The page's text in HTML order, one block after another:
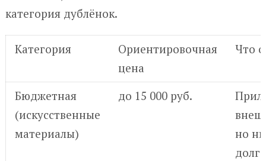
категория дублёнок.
Категория
Ориентировочная
цена
Что
Бюджетная
(искусственные
материалы)
до 15 000 руб.
но